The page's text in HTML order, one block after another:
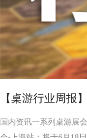
【桌游行业周报
国内资讯一系列桌游展